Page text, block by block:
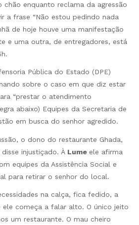
enquanto reclama da agressão
a frase “Não estou pedindo nada
de hoje houve uma manifestação
e uma outra, de entregadores, está
Pública do Estado (DPE)
sobre o caso em que diz estar
“prestar o atendimento
abaixo) Equipes da Secretaria de
em busca do senhor agredido.
o dono do restaurante Ghada,
injustiçado. À Lume ele afirma
equipes da Assistência Social e
para retirar o senhor do local.
na calça, fica fedido, a
ele começa a falar alto. O único jeito
um restaurante. O mau cheiro